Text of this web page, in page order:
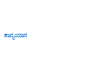
ಕಾವ್ಯಯಾನ